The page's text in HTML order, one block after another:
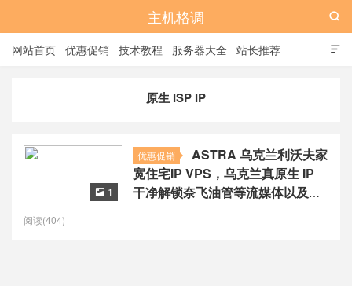
主机格调

网站首页 优惠促销 技术教程 服务器大全 站长推荐

原生 ISP IP
优惠促销
ASTRA 乌克兰利沃夫家
宽住宅IP VPS，乌克兰真原生 IP
干净解锁奈飞油管等流媒体以及
 1
阅读(404)